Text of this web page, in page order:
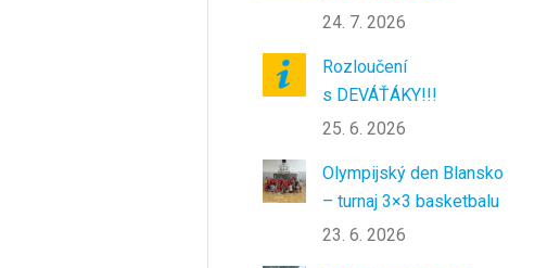
24. 7. 2026
Rozloučení
s DEVÁŤÁKY!!!
25. 6. 2026
Olympijský den Blansko
– turnaj 3×3 basketbalu
23. 6. 2026